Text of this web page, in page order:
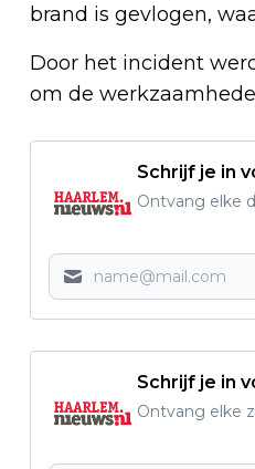
brand is gevlogen,
Door het incident
om de
Schrijf je in
Ontvang elke
Schrijf je in
Ontvang elke